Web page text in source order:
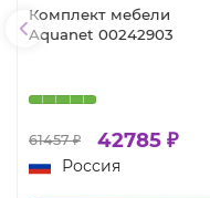
Комплект мебели
Aquanet 00242903
61457 ₽ 42785 ₽
Россия